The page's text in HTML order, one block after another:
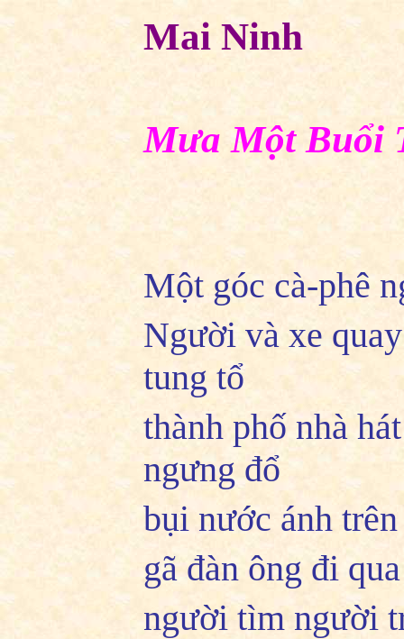
Mai Ninh
Mưa Một Buổi
Một góc cà-phê
Người và xe
tung tổ
thành phố nhà
ngưng đổ
bụi nước ánh
gã đàn ông đi
người tìm người